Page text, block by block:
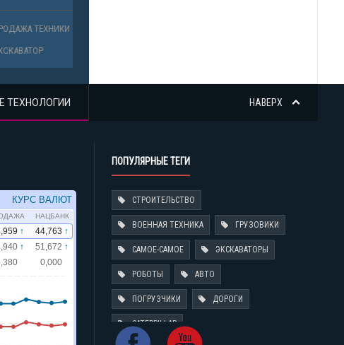
НАВЕРХ
ТЕХНОЛОГИИ
ПОПУЛЯРНЫЕ ТЕГИ
СТРОИТЕЛЬСТВО
ВОЕННАЯ ТЕХНИКА ГРУЗОВИКИ
САМОЕ-САМОЕ ЭКСКАВАТОРЫ
РОБОТЫ АВТО
ПОГРУЗЧИКИ ДОРОГИ
CATERPILLAR